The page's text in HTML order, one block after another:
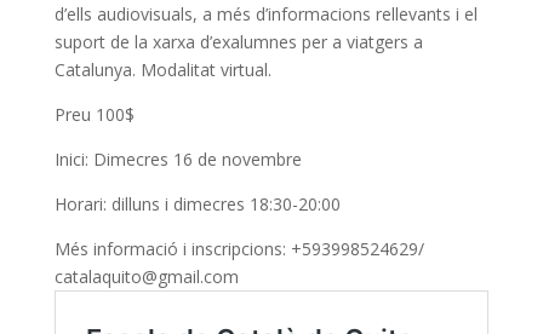
d’ells audiovisuals, a més d’informacions rellevants i el
suport de la xarxa d’exalumnes per a viatgers a
Catalunya. Modalitat virtual.
Preu 100$
Inici: Dimecres 16 de novembre
Horari: dilluns i dimecres 18:30-20:00
Més informació i inscripcions: +593998524629/
catalaquito@gmail.com